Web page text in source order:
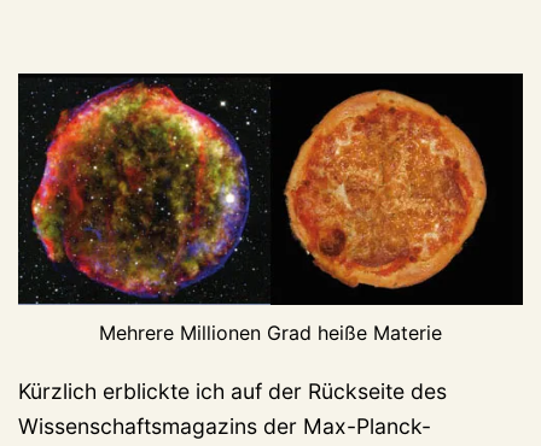
Mehrere Millionen Grad heiße Materie
Kürzlich erblickte ich auf der Rückseite des
Wissenschaftsmagazins der Max-Planck-